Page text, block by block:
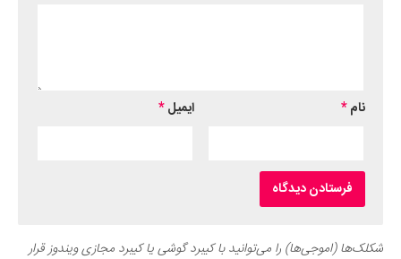
نام* ایمیل*
شکلک‌ها (اموجی‌ها) را می‌توانید با کیبرد گوشی یا کیبرد مجازی ویندوز قرار